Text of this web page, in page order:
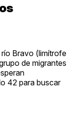
Bravo (limítrofe
de migrantes
42 para buscar